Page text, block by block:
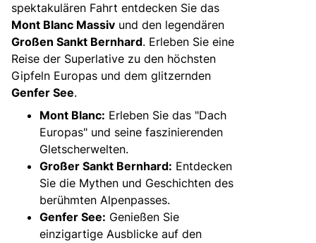
spektakulären Fahrt entdecken Sie das
Mont Blanc Massiv und den legendären
Großen Sankt Bernhard. Erleben Sie eine
Reise der Superlative zu den höchsten
Gipfeln Europas und dem glitzernden
Genfer See.
Mont Blanc: Erleben Sie das "Dach
Europas" und seine faszinierenden
Gletscherwelten.
Großer Sankt Bernhard: Entdecken
Sie die Mythen und Geschichten des
berühmten Alpenpasses.
Genfer See: Genießen Sie
einzigartige Ausblicke auf den